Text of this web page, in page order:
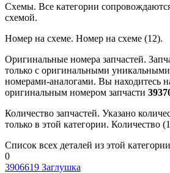
Схемы. Все категории
схемой.
Номер на схеме. Номер на схеме (12).
Оригинальные номера запчастей.
только с оригинальными
номерами-аналогами. Вы находитесь
оригинальным номером запчасти
Количество запчастей. Указано
только в этой категории. Количество
Список всех деталей из этой категории
0
3906619 Заглушка